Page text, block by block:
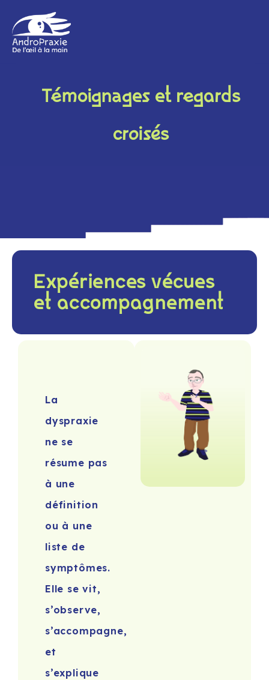
Témoignages et regards
croisés
Expériences vécues
et accompagnement
La
dyspraxie
ne se
résume pas
à une
définition
ou à une
liste de
symptômes.
Elle se vit,
s’observe,
s’accompagne,
et
s’explique